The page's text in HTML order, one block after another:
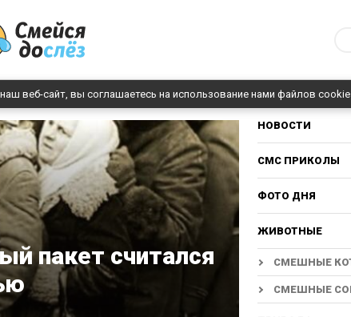
веб-сайт, вы соглашаетесь на использование нами файлов
пакет считался
НОВОСТИ
СМС ПРИКОЛЫ
ФОТО ДНЯ
ЖИВОТНЫЕ
СМЕШНЫЕ
СМЕШНЫЕ